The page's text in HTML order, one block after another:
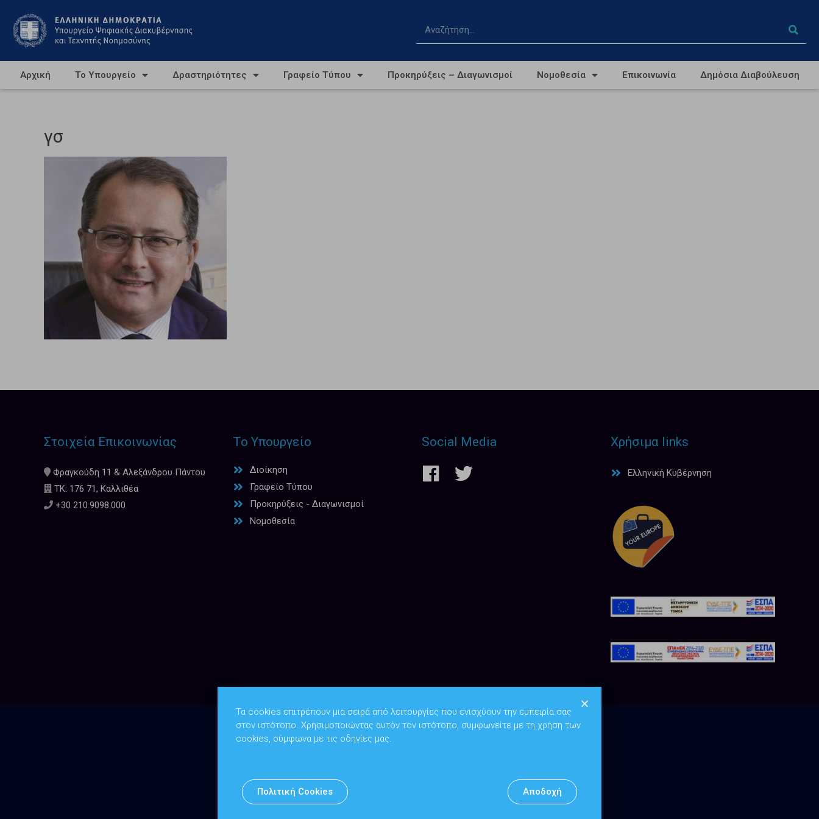
Αρχική Το Υπουργείο Δραστηριότητες Γραφείο Τύπου Προκηρύξεις – Διαγωνισμοί Νομοθεσία Επικοινωνία Δημόσια Διαβούλευση
γσ
Στοιχεία Επικοινωνίας
Φραγκούδη 11 & Αλεξάνδρου Πάντου
ΤΚ: 176 71, Καλλιθέα
+30 210.9098.000
Το Υπουργείο
Διοίκηση
Γραφείο Τύπου
Προκηρύξεις - Διαγωνισμοί
Νομοθεσία
Social Media Χρήσιμα links
Ελληνική Κυβέρνηση
Copyright © 2026Υπουργείο Ψηφιακής Διακυβέρνησης
Τα cookies επιτρέπουν μια σειρά από λειτουργίες που ενισχύουν την εμπειρία σας
στον ιστότοπο. Χρησιμοποιώντας αυτόν τον ιστότοπο, συμφωνείτε με τη χρήση των
cookies, σύμφωνα με τις οδηγίες μας.
Πολιτική Cookies Αποδοχή